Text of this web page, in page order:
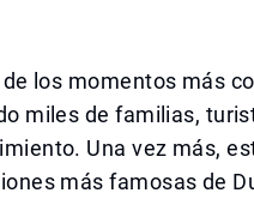
los momentos más
miles de familias,
Una vez más,
más famosas de